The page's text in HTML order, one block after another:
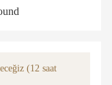
(12 saat